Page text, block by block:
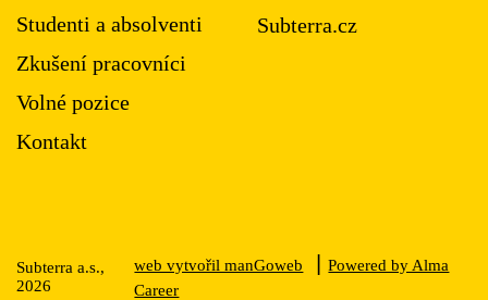
Studenti a absolventi
Zkušení pracovníci
Volné pozice
Kontakt
Subterra.cz
Subterra a.s.,
2026
web vytvořil manGoweb |Powered by Alma
Career